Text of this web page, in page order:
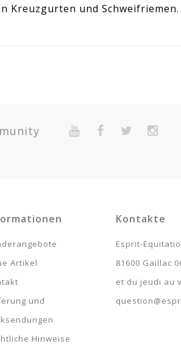
Kreuzgurten und Schweifriemen.
Expédié 5-7 jours
Expédié 5-7 jours
Expédié 5-7 jours
Artikel
und
Hinweise
Kontakte
Esprit-
81600 Gaillac
et du jeudi au